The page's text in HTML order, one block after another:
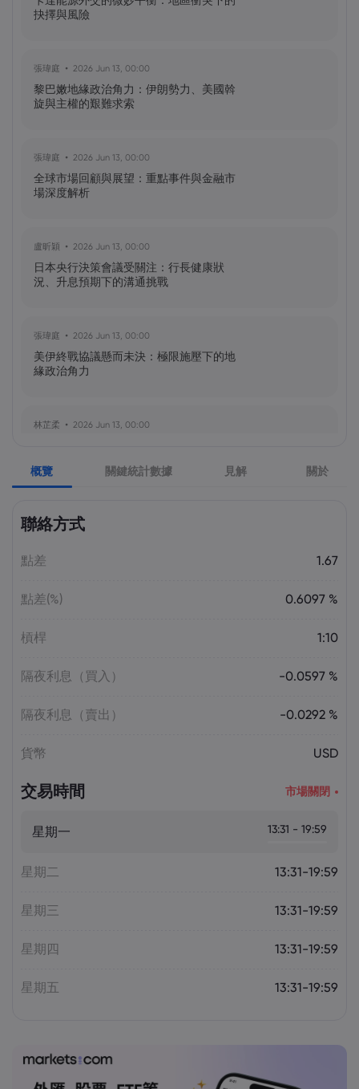
臺灣值得關注的加密貨幣：比特幣
（BTC）、以太坊（ETH）、索拉納
（Solana，SOL）、零幣（Zcash，ZEC）
黃達傑 2025 Sep 29, 16:00
NIO 股票預測：NIO 今天下跌 5%，未來會
黃達傑 2025 Sep 27, 16:00
比特幣價格預測：如何在台灣購買比特
幣？
抉擇與風險
張瑋庭 2026 Jun 13, 00:00
黎巴嫩地緣政治角力：伊朗勢力、美國斡
旋與主權的艱難求索
張瑋庭 2026 Jun 13, 00:00
全球市場回顧與展望：重點事件與金融市
場深度解析
盧昕穎 2026 Jun 13, 00:00
日本央行決策會議受關注：行長健康狀
況、升息預期下的溝通挑戰
張瑋庭 2026 Jun 13, 00:00
美伊終戰協議懸而未決：極限施壓下的地
緣政治角力
林芷柔 2026 Jun 13, 00:00
張瑋庭 2026 Jun 13, 00:00
北約安全態勢與美軍部署調整：美歐風險
陳昊然
量增，市場波動趨緩
概覽 關鍵統計數據 見解 關於
聯絡方式
點差 1.67
點差(%) 0.6097 %
槓桿 1:10
隔夜利息（買入） -0.0597 %
隔夜利息（賣出） -0.0292 %
貨幣 USD
交易時間 市場關閉
星期一 13:31 - 19:59
星期二 13:31-19:59
星期三 13:31-19:59
星期四 13:31-19:59
星期五 13:31-19:59